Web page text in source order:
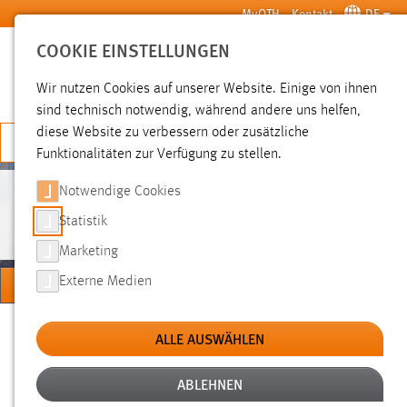
Zum Hauptinhalt springen MyOTH Kontakt DE
SUCHE
JETZT BEWERBEN
PERSONEN
Sie sind hier:
Hochschule Personen
COOKIE EINSTELLUNGEN
Wir nutzen Cookies auf unserer Website. Einige von ihnen
sind technisch notwendig, während andere uns helfen,
diese Website zu verbessern oder zusätzliche
Funktionalitäten zur Verfügung zu stellen.
Notwendige Cookies
Statistik
Marketing
Externe Medien
ALLE AUSWÄHLEN
ABLEHNEN